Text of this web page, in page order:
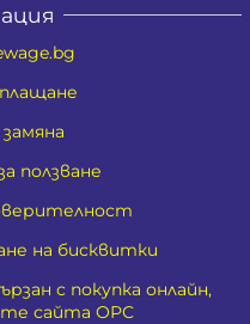
ползване
на бисквитки
с покупка онлайн,
сайта ОРС